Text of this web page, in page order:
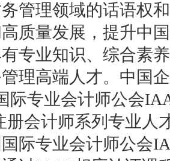
管理领域的话语权
质量发展，提升中
专业知识、综合素
理高端人才。中国
际专业会计师公会
册会计师系列专业人
际专业会计师公会